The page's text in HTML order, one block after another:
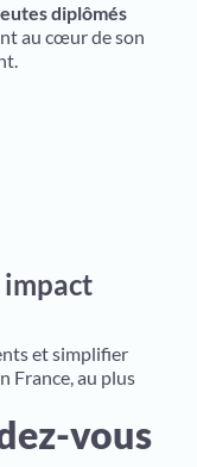
diplômés
au cœur de son
et simplifier
France, au plus
vous